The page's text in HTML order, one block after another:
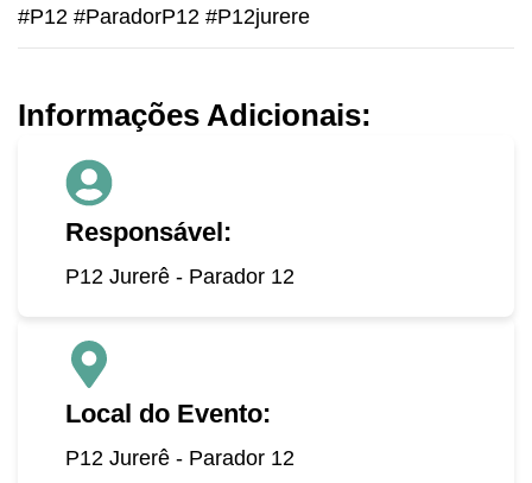
#P12 #ParadorP12 #P12jurere
Informações Adicionais:
Responsável:
P12 Jurerê - Parador 12
Local do Evento:
P12 Jurerê - Parador 12